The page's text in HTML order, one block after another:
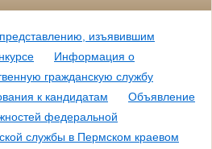
изъявившим
Информация о
гражданскую службу
к кандидатам
Объявление
федеральной
службы в Пермском краевом